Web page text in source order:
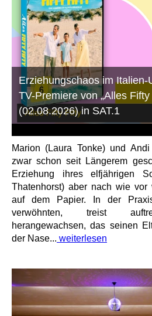
Erziehungschaos im Italien-
TV-Premiere von „Alles
(02.08.2026) in SAT.1
Marion (Laura Tonke) und
zwar schon seit Längerem
Erziehung ihres elfjährigen
Thatenhorst) aber nach wie vor
auf dem Papier. In der
verwöhnten, treist
herangewachsen, das seinen
der Nase... weiterlesen